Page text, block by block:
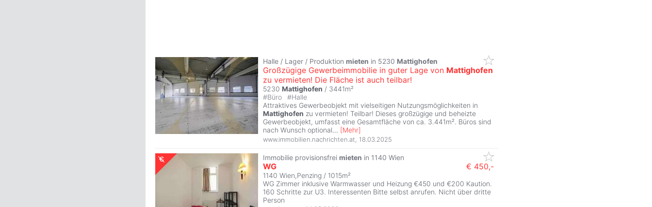
Halle / Lager / Produktion mieten in 5230 Mattighofen
Großzügige Gewerbeimmobilie in guter Lage von Mattighofen
zu vermieten! Die Fläche ist auch teilbar!
5230 Mattighofen / 3441m²
#Büro #Halle
Attraktives Gewerbeobjekt mit vielseitigen Nutzungsmöglichkeiten in
Mattighofen zu vermieten! Teilbar! Dieses großzügige und beheizte
Gewerbeobjekt, umfasst eine Gesamtfläche von ca. 3.441m². Büros sind
nach Wunsch optional... [Mehr]
www.immobilien.nachrichten.at 18.03.2025
Immobilie provisionsfrei mieten in 1140 Wien
WG € 450,-
1140 Wien,Penzing / 1015m²
WG Zimmer inklusive Warmwasser und Heizung €450 und €200 Kaution.
160 Schritte zur U3. Interessenten Bitte selbst anrufen. Nicht über dritte
Person